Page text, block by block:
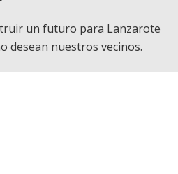
un futuro para Lanzarote
desean nuestros vecinos.